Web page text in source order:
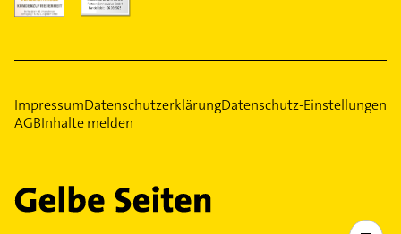
ImpressumDatenschutzerklärungDatenschutz-Einstellungen
AGBInhalte melden